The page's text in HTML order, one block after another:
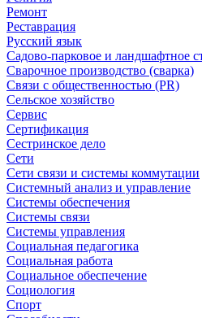
Ремонт
Реставрация
Русский язык
Садово-парковое и ландшафтное
Сварочное производство (сварка)
Связи с общественностью (PR)
Сельское хозяйство
Сервис
Сертификация
Сестринское дело
Сети
Сети связи и системы коммутации
Системный анализ и управление
Системы обеспечения
Системы связи
Системы управления
Социальная педагогика
Социальная работа
Социальное обеспечение
Социология
Спорт